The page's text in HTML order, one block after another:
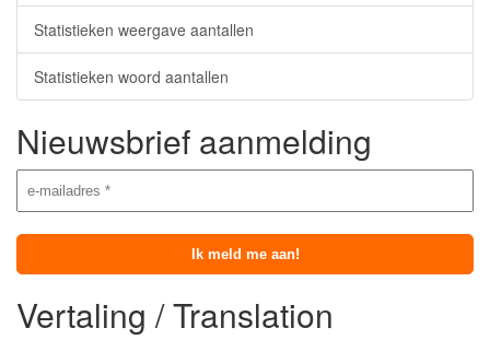
Statistieken weergave aantallen
Statistieken woord aantallen
Nieuwsbrief aanmelding
Vertaling / Translation